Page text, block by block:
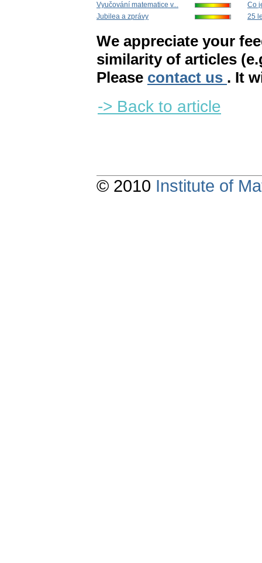
Vyučování matematice v...
Jubilea a zprávy
Co
25
We appreciate your
similarity of articles
Please contact us . It
-> Back to article
© 2010 Institute of